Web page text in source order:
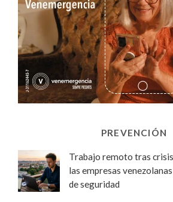
PREVENCIÓN
Trabajo remoto tras
las empresas
de seguridad